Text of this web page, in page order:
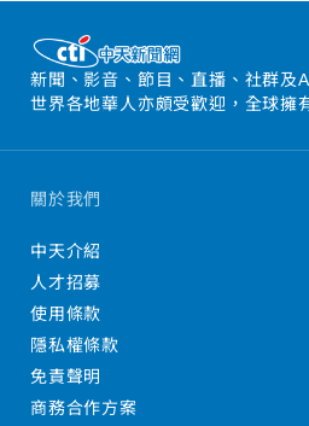
新聞、影音、節目、直播、社群及
世界各地華人亦頗受歡迎，全球擁
關於我們
中天介紹
人才招募
使用條款
隱私權條款
免責聲明
商務合作方案